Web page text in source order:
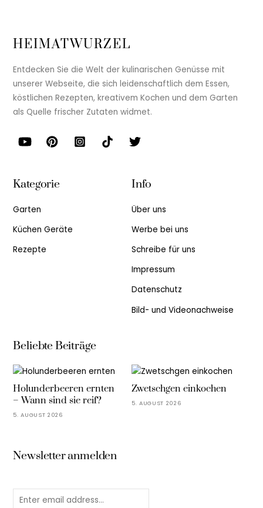
HEIMATWURZEL
Entdecken Sie die Welt der kulinarischen Genüsse mit
unserer Webseite, die sich leidenschaftlich dem Essen,
köstlichen Rezepten, kreativem Kochen und dem Garten
als Quelle frischer Zutaten widmet.
Kategorie
Garten
Küchen Geräte
Rezepte
Info
Über uns
Werbe bei uns
Schreibe für uns
Impressum
Datenschutz
Bild- und Videonachweise
Beliebte Beiträge
Holunderbeeren ernten
– Wann sind sie reif?
5. AUGUST 2026
Zwetschgen einkochen
5. AUGUST 2026
Newsletter anmelden